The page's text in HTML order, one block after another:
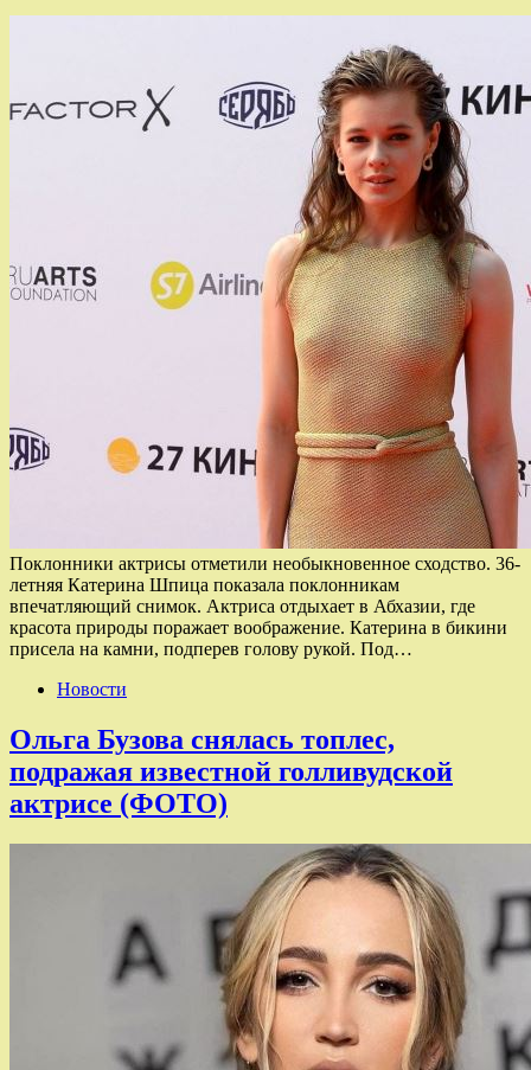
Поклонники актрисы отметили необыкновенное сходство. 36-
летняя Катерина Шпица показала поклонникам
впечатляющий снимок. Актриса отдыхает в Абхазии, где
красота природы поражает воображение. Катерина в бикини
присела на камни, подперев голову рукой. Под…
Новости
Ольга Бузова снялась топлес,
подражая известной голливудской
актрисе (ФОТО)